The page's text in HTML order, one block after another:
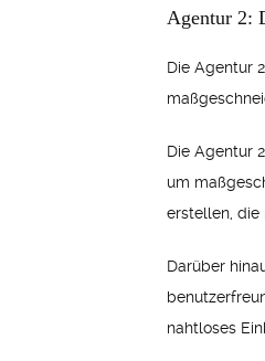
Agentur 2:
Die Agentur
Die Agentur
um
erstellen, die
Darüber
nahtloses